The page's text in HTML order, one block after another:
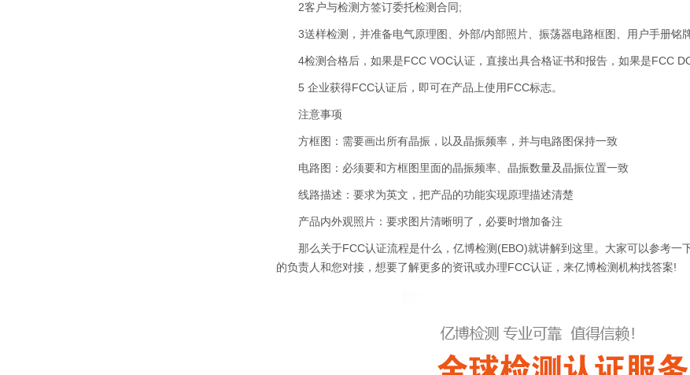
2客户与检测方签订委托检测合同;
3送样检测，并准备电气原理图、外部/内部照片、振荡器电路框图、用户手册铭
4检测合格后，如果是FCC VOC认证，直接出具合格证书和报告，如果是FCC
5 企业获得FCC认证后，即可在产品上使用FCC标志。
注意事项
方框图：需要画出所有晶振，以及晶振频率，并与电路图保持一致
电路图：必须要和方框图里面的晶振频率、晶振数量及晶振位置一致
线路描述：要求为英文，把产品的功能实现原理描述清楚
产品内外观照片：要求图片清晰明了，必要时增加备注
那么关于FCC认证流程是什么，亿博检测(EBO)就讲解到这里。大家可以参考一
的负责人和您对接，想要了解更多的资讯或办理FCC认证，来亿博检测机构找答案!